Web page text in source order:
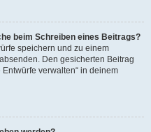
beim Schreiben eines Beitrags?
speichern und zu einem
Den gesicherten Beitrag
verwalten“ in deinem